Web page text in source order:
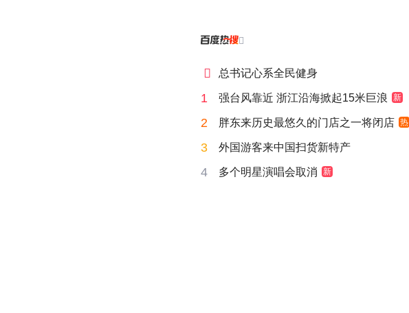

 总书记心系全民健身
1 强台风靠近 浙江沿海掀起15米巨浪 新
2 胖东来历史最悠久的门店之一将闭店 热
3 外国游客来中国扫货新特产
4 多个明星演唱会取消 新